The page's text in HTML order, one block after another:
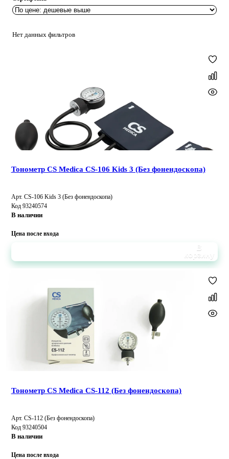
Нет данных фильтров
Тонометр CS Medica CS-106 Kids 3 (Без фонендоскопа)
Арт. CS-106 Kids 3 (Без фонендоскопа)
Код 93240574
В наличии
Цена после входа
В
корзину
Тонометр CS Medica CS-112 (Без фонендоскопа)
Арт. CS-112 (Без фонендоскопа)
Код 93240504
В наличии
Цена после входа